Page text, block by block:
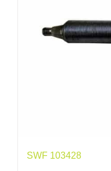
SWF 103428